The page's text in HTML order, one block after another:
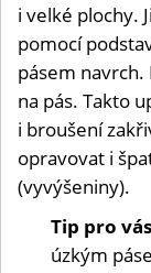
i velké plochy.
pomocí
pásem
na pás. Takto
i broušení
opravovat i
(vyvýšeniny).
Tip pro
úzkým